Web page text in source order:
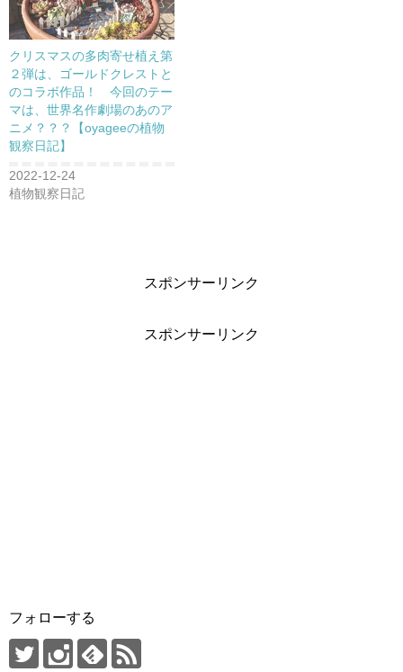
クリスマスの多肉寄せ植え第
２弾は、ゴールドクレストと
のコラボ作品！ 今回のテー
マは、世界名作劇場のあのア
ニメ？？？【oyageeの植物
観察日記】
2022-12-24
植物観察日記
スポンサーリンク
スポンサーリンク
フォローする